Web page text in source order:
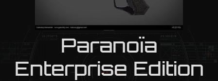
Paranoïa
Enterprise Edition